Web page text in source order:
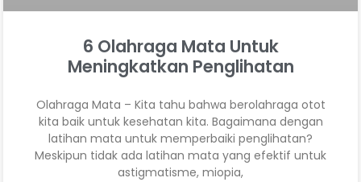
6 Olahraga Mata Untuk
Meningkatkan Penglihatan
Olahraga Mata – Kita tahu bahwa berolahraga otot
kita baik untuk kesehatan kita. Bagaimana dengan
latihan mata untuk memperbaiki penglihatan?
Meskipun tidak ada latihan mata yang efektif untuk
astigmatisme, miopia,